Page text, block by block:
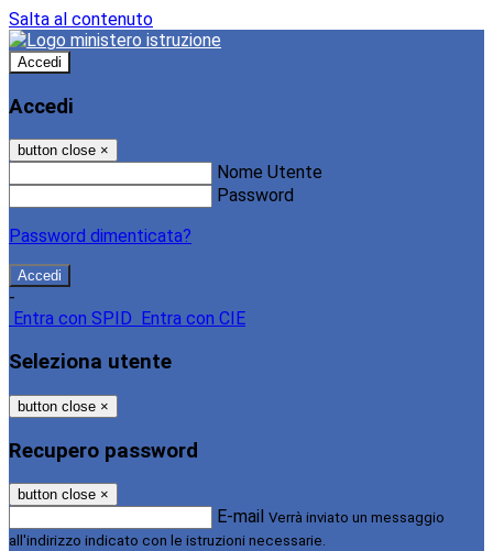
Salta al contenuto
Accedi
Accedi
button close ×
Nome Utente
Password
Password dimenticata?
-
Entra con SPID
Entra con CIE
Seleziona utente
button close ×
Recupero password
button close ×
E-mail Verrà inviato un messaggio
all'indirizzo indicato con le istruzioni necessarie.